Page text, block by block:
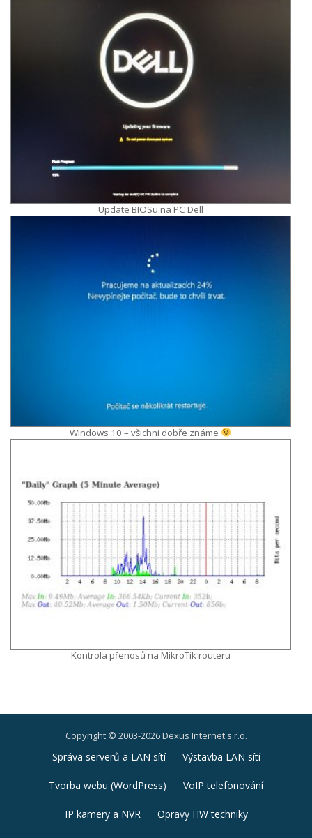
Update BIOSu na PC Dell
Windows 10 – všichni dobře známe
Kontrola přenosů na MikroTik routeru
Copyright © 2003-2026 Dexus Internet s.r.o.
Druhé
ménu
Správa serverů a LAN sítí Výstavba LAN sítí
Tvorba webu (WordPress) VoIP telefonování
IP kamery a NVR Opravy HW techniky